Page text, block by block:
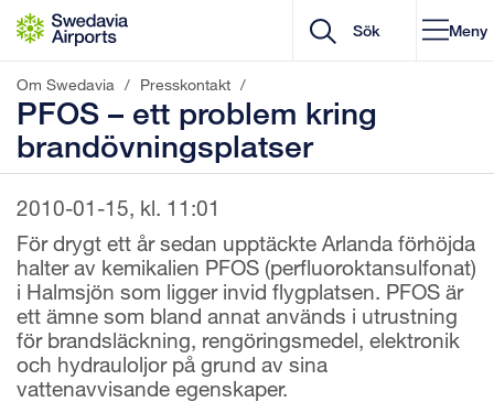
Gå till innehåll
Meny
Om Swedavia / Presskontakt /
PFOS – ett problem kring
brandövningsplatser
2010-01-15, kl. 11:01
För drygt ett år sedan upptäckte Arlanda förhöjda
halter av kemikalien PFOS (perfluoroktansulfonat)
i Halmsjön som ligger invid flygplatsen. PFOS är
ett ämne som bland annat används i utrustning
för brandsläckning, rengöringsmedel, elektronik
och hydrauloljor på grund av sina
vattenavvisande egenskaper.